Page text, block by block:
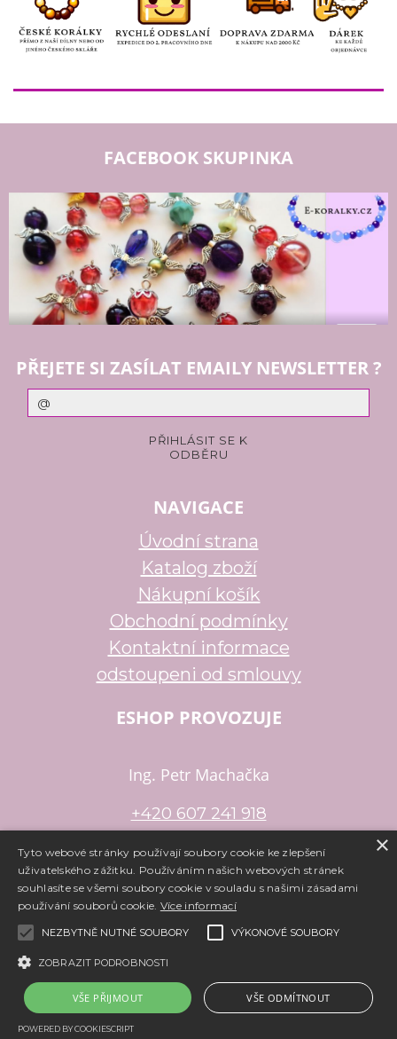
FACEBOOK SKUPINKA
PŘEJETE SI ZASÍLAT EMAILY NEWSLETTER ?
NAVIGACE
Úvodní strana
Katalog zboží
Nákupní košík
Obchodní podmínky
Kontaktní informace
odstoupeni od smlouvy
ESHOP PROVOZUJE
Ing. Petr Machačka
+420 607 241 918
petr.machacka@email.cz
e-shopuapronájem e-shopu Shop5.cz
×
Tyto webové stránky používají soubory cookie ke zlepšení
uživatelského zážitku. Používáním našich webových stránek
souhlasíte se všemi soubory cookie v souladu s našimi zásadami
používání souborů cookie. Více informací
NEZBYTNĚ NUTNÉ SOUBORY VÝKONOVÉ SOUBORY
ZOBRAZIT PODROBNOSTI
VŠE PŘIJMOUT VŠE ODMÍTNOUT
POWERED BY COOKIESCRIPT